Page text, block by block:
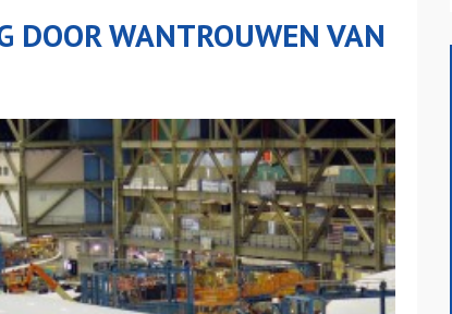
DOOR WANTROUWEN VAN